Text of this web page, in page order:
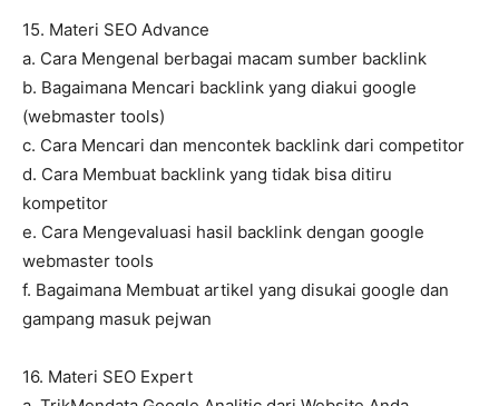
15. Materi SEO Advance
a. Cara Mengenal berbagai macam sumber backlink
b. Bagaimana Mencari backlink yang diakui google
(webmaster tools)
c. Cara Mencari dan mencontek backlink dari competitor
d. Cara Membuat backlink yang tidak bisa ditiru
kompetitor
e. Cara Mengevaluasi hasil backlink dengan google
webmaster tools
f. Bagaimana Membuat artikel yang disukai google dan
gampang masuk pejwan
16. Materi SEO Expert